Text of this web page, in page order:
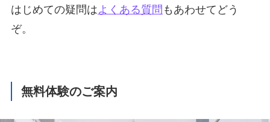
はじめての疑問はよくある質問 もあわせてどう
ぞ。
無料体験のご案内